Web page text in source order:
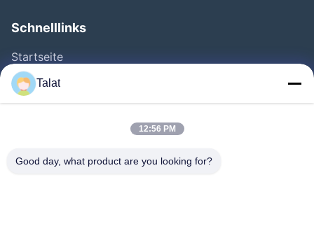
Schnelllinks
Startseite
Produkte
Über Uns
Qualitätskontrolle
Talat
12:56 PM
Good day, what product are you looking for?